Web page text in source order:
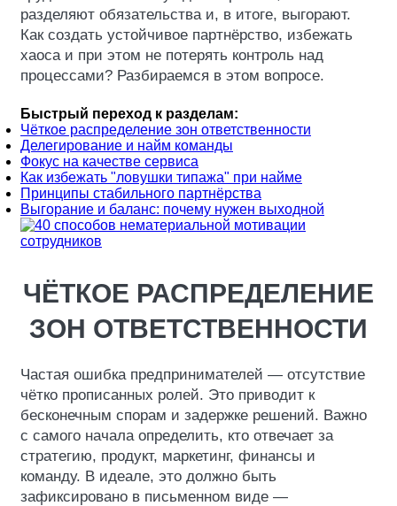
разделяют обязательства и, в итоге, выгорают.
Как создать устойчивое партнёрство, избежать
хаоса и при этом не потерять контроль над
процессами? Разбираемся в этом вопросе.
Быстрый переход к разделам:
Чёткое распределение зон ответственности
Делегирование и найм команды
Фокус на качестве сервиса
Как избежать "ловушки типажа" при найме
Принципы стабильного партнёрства
Выгорание и баланс: почему нужен выходной
ЧЁТКОЕ РАСПРЕДЕЛЕНИЕ
ЗОН ОТВЕТСТВЕННОСТИ
Частая ошибка предпринимателей — отсутствие
чётко прописанных ролей. Это приводит к
бесконечным спорам и задержке решений. Важно
с самого начала определить, кто отвечает за
стратегию, продукт, маркетинг, финансы и
команду. В идеале, это должно быть
зафиксировано в письменном виде —